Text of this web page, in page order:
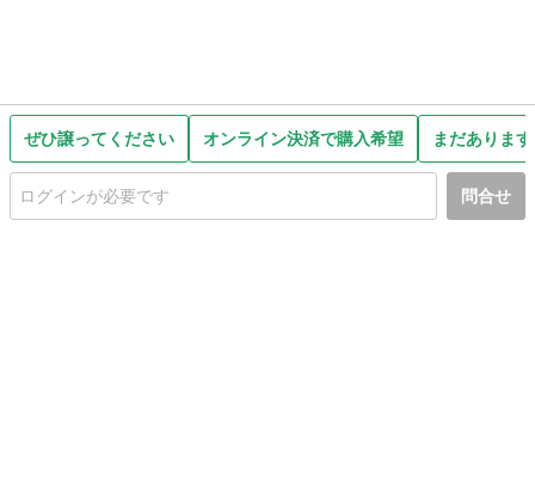
ぜひ譲ってください オンライン決済で購入希望 まだありま
問合せ